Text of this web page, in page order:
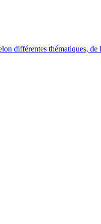
différentes thématiques,